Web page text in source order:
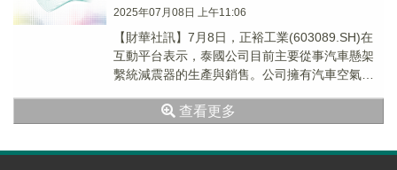
2025年07月08日 上午11:06
【財華社訊】7月8日，正裕工業(603089.SH)在
互動平台表示，泰國公司目前主要從事汽車懸架
繫統減震器的生產與銷售。公司擁有汽車空氣懸
查看更多